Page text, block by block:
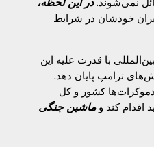
خودشان در شرایط
با قدرت علیه این
ترامپ پایان دهد.
دموکرات‌ها کشور و کل
اقدام کند وماشین جنگی